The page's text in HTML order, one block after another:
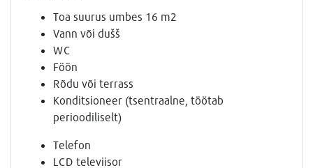
Toa suurus umbes 16 m2
Vann või dušš
WC
Föön
Rõdu või terrass
Konditsioneer (tsentraalne, töötab
perioodiliselt)
Telefon
LCD televiisor